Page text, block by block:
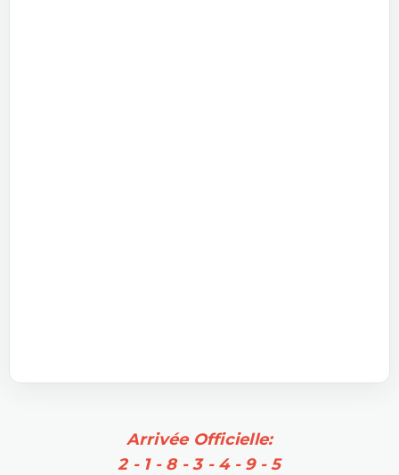
Arrivée Officielle:
2 - 1 - 8 - 3 - 4 - 9 - 5